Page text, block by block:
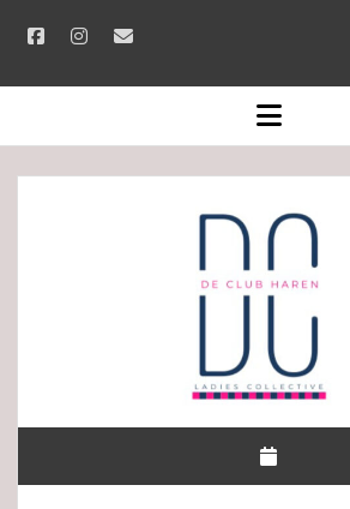
facebookinstagram
email
open
menu